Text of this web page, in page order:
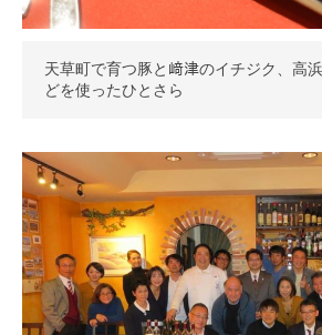
天草町で育つ豚と﨑津のイチジク、高
どを使ったひとさら